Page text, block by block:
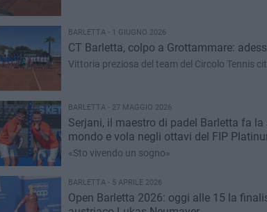
BARLETTA - 1 GIUGNO 2026
CT Barletta, colpo a Grottammare:
Vittoria preziosa del team del Circolo Tennis
BARLETTA - 27 MAGGIO 2026
Serjani, il maestro di padel Barletta fa
mondo e vola negli ottavi del FIP
«Sto vivendo un sogno»
BARLETTA - 5 APRILE 2026
Open Barletta 2026: oggi alle 15 la